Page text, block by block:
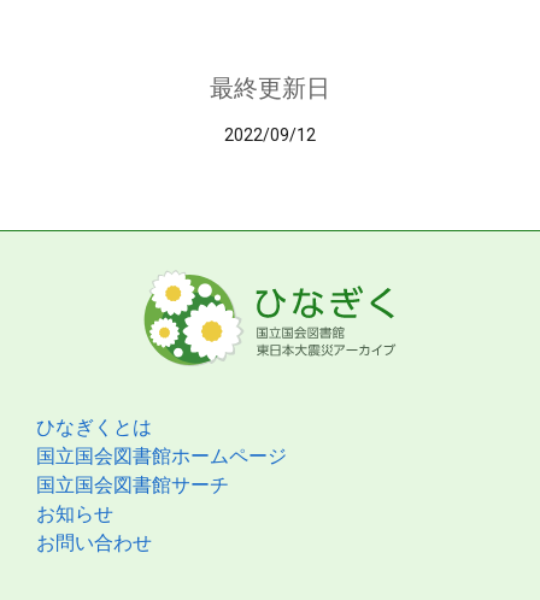
最終更新日
2022/09/12
ひなぎくとは
国立国会図書館ホームページ
国立国会図書館サーチ
お知らせ
お問い合わせ